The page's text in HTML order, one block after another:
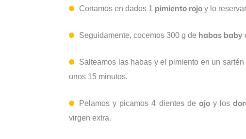
Cortamos en dados 1 pimiento rojo y lo
Seguidamente, cocemos 300 g de habas baby
Salteamos las habas y el pimiento en un
unos 15 minutos.
Pelamos y picamos 4 dientes de ajoy los
virgen extra.